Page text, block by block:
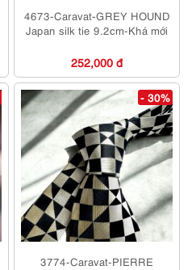
4673-Caravat-GREY HOUND
Japan silk tie 9.2cm-Khá mới
252,000 đ
- 30%
3774-Caravat-PIERRE